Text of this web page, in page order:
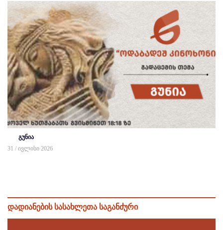
გუნია
31 / ივლისი 2026
დადიანების სასახლეთა საგანძური